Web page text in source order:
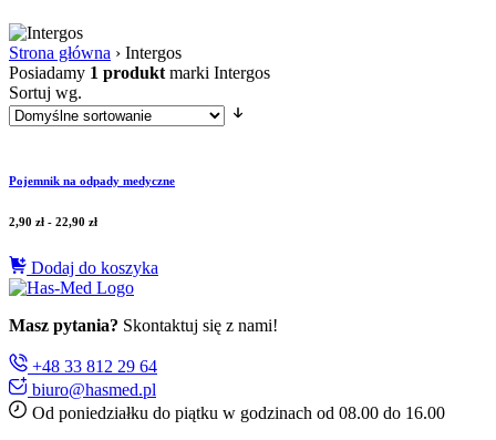
Strona główna › Intergos
Posiadamy 1 produkt marki Intergos
Sortuj wg.
Pojemnik na odpady medyczne
2,90 zł - 22,90 zł
Dodaj do koszyka
Masz pytania? Skontaktuj się z nami!
+48 33 812 29 64
biuro@hasmed.pl
Od poniedziałku do piątku w godzinach od 08.00 do 16.00